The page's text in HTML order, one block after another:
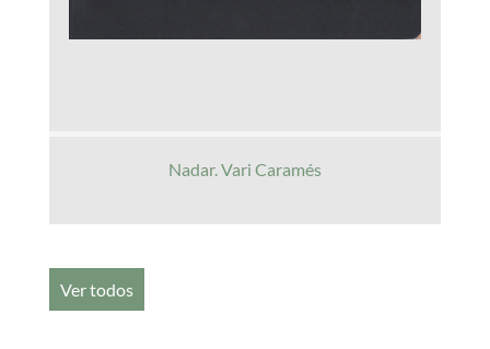
Nadar. Vari Caramés
Ver todos